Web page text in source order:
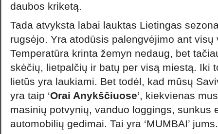
daubos kriketą.
Tada atvyksta labai lauktas Lietingas
rugsėjo. Yra atodūsis palengvėjimo ant
Temperatūra krinta žemyn nedaug, bet
skėčių, lietpalčių ir batų per visą miestą. Iki
lietūs yra laukiami. Bet todėl, kad mūsų
yra taip ‘Orai Anykščiuose‘, kiekvienas
masinių potvynių, vanduo loggings, sunkus
automobilių gedimai. Tai yra ‘MUMBAI’ jums.